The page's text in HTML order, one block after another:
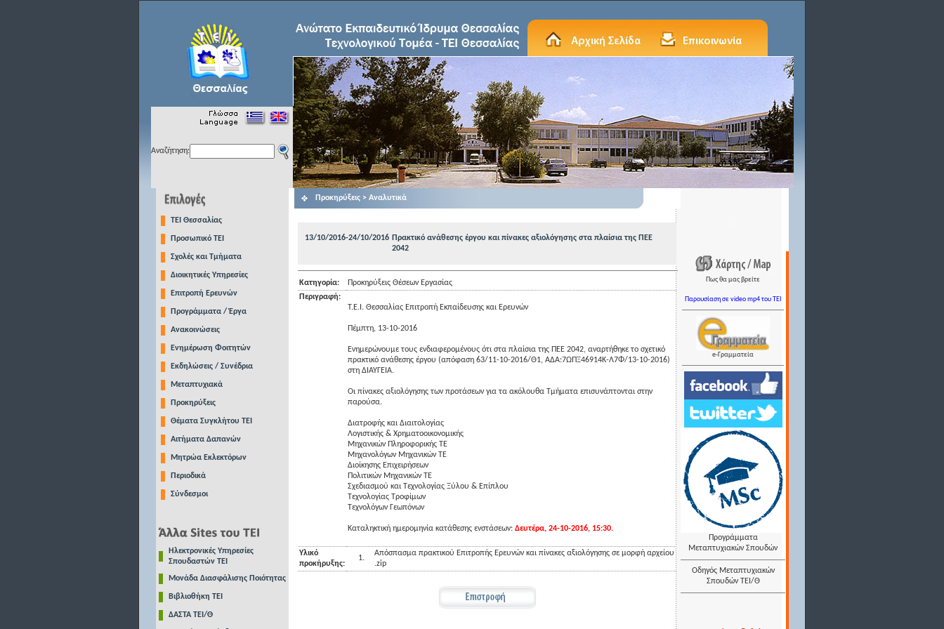
Αναζήτηση:
TEI Θεσσαλίας
Προσωπικό ΤΕΙ
Σχολές και Τμήματα
Διοικητικές Υπηρεσίες
Επιτροπή Ερευνών
Προγράμματα / Έργα
Ανακοινώσεις
Ενημέρωση Φοιτητών
Εκδηλώσεις / Συνέδρια
Μεταπτυχιακά
Προκηρύξεις
Θέματα Συγκλήτου ΤΕΙ
Αιτήματα Δαπανών
Μητρώα Εκλεκτόρων
Περιοδικά
Σύνδεσμοι
Ηλεκτρονικές Υπηρεσίες
Σπουδαστών ΤΕΙ
Μονάδα Διασφάλισης Ποιότητας
Βιβλιοθήκη ΤΕΙ
ΔΑΣΤΑ ΤΕΙ/Θ
Προκηρύξεις > Αναλυτικά
13/10/2016-24/10/2016 Πρακτικό ανάθεσης έργου και πίνακες αξιολόγησης στα πλαίσια της ΠΕΕ
2042
Κατηγορία:
Προκηρύξεις Θέσεων Εργασίας
Περιγραφή:
T.E.I. Θεσσαλίας Επιτροπή Εκπαίδευσης και Ερευνών
Πέμπτη, 13-10-2016
Ενημερώνουμε τους ενδιαφερομένους ότι στα πλαίσια της ΠΕΕ 2042, αναρτήθηκε το σχετικό
πρακτικό ανάθεσης έργου (απόφαση 63/11-10-2016/Θ1, ΑΔΑ:7ΩΠΞ46914Κ-Λ7Φ/13-10-2016)
στη ΔΙΑΥΓΕΙΑ.
Οι πίνακες αξιολόγησης των προτάσεων για τα ακόλουθα Τμήματα επισυνάπτονται στην
παρούσα.
Διατροφής και Διαιτολογίας
Λογιστικής & Χρηματοοικονομικής
Μηχανικών Πληροφορικής ΤΕ
Μηχανολόγων Μηχανικών ΤΕ
Διοίκησης Επιχειρήσεων
Πολιτικών Μηχανικών ΤΕ
Σχεδιασμού και Τεχνολογίας Ξύλου & Επίπλου
Τεχνολογίας Τροφίμων
Τεχνολόγων Γεωπόνων
Καταληκτική ημερομηνία κατάθεσης ενστάσεων: Δευτέρα, 24-10-2016, 15:30.
Υλικό
προκήρυξης:
1.
Απόσπασμα πρακτικού Επιτροπής Ερευνών και πίνακες αξιολόγησης σε μορφή αρχείου
.zip
Πως θα μας βρείτε
Παρουσίαση σε video mp4 του TEI
e-Γραμματεία
Προγράμματα
Μεταπτυχιακών Σπουδών
Οδηγός Μεταπτυχιακών
Σπουδών ΤΕΙ/Θ